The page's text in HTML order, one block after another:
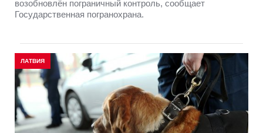
возобновлён пограничный контроль, сообщает
Государственная погранохрана.
ЛАТВИЯ